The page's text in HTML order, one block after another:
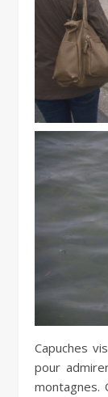
Capuches
pour
montagnes.